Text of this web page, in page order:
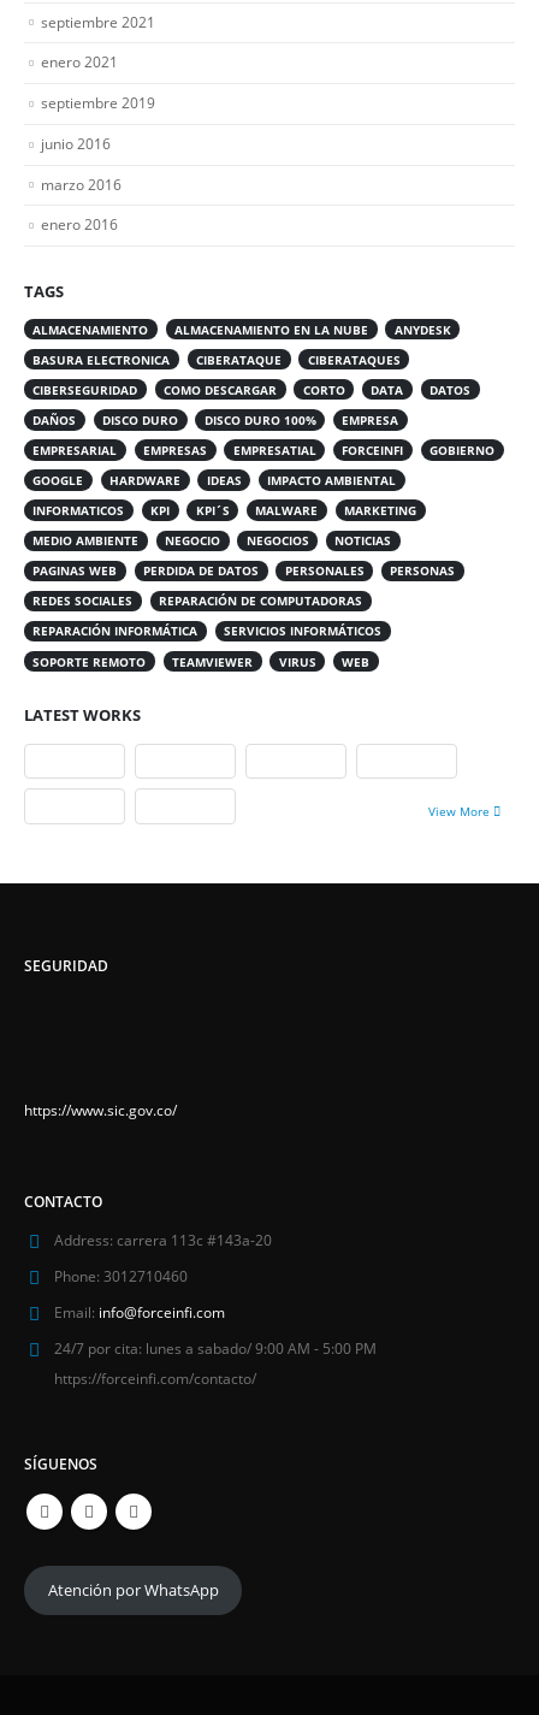
septiembre 2021
enero 2021
septiembre 2019
junio 2016
marzo 2016
enero 2016
TAGS
ALMACENAMIENTO ALMACENAMIENTO EN LA NUBE
ANYDESK
BASURA ELECTRONICA
CIBERATAQUE
CIBERATAQUES
CIBERSEGURIDAD
COMO DESCARGAR CORTO DATA
DATOS
DAÑOS
DISCO DURO DISCO DURO 100%
EMPRESA
EMPRESARIAL
EMPRESAS EMPRESATIAL FORCEINFI
GOBIERNO
GOOGLE
HARDWARE IDEAS
IMPACTO AMBIENTAL
INFORMATICOS
KPI KPI´S MALWARE
MARKETING
MEDIO AMBIENTE
NEGOCIO NEGOCIOS
NOTICIAS
PAGINAS WEB
PERDIDA DE DATOS PERSONALES
PERSONAS
REDES SOCIALES
REPARACIÓN DE COMPUTADORAS
REPARACIÓN INFORMÁTICA
SERVICIOS INFORMÁTICOS
SOPORTE REMOTO
TEAMVIEWER VIRUS WEB
LATEST WORKS
View More
SEGURIDAD
https://www.sic.gov.co/
CONTACTO
Address: carrera 113c #143a-20
Phone: 3012710460
Email: info@forceinfi.com
24/7 por cita: lunes a sabado/ 9:00 AM - 5:00 PM
https://forceinfi.com/contacto/
SÍGUENOS
Atención por WhatsApp